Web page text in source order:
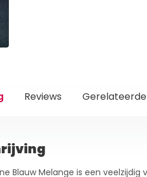
Reviews
Blauw Melange is een